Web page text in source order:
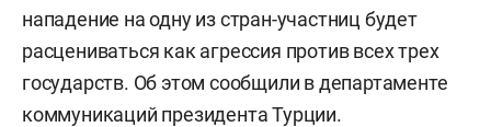
нападение на одну из стран-участниц будет
расцениваться как агрессия против всех трех
государств. Об этом сообщили в департаменте
коммуникаций президента Турции.